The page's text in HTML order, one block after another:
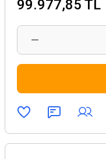
99.977,85 TL